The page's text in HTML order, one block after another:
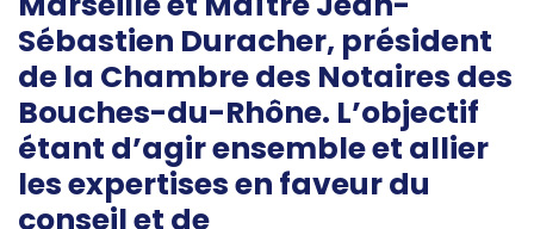
Sébastien Duracher, président
de la Chambre des Notaires des
Bouches-du-Rhône. L’objectif
étant d’agir ensemble et allier
les expertises en faveur du
conseil et de